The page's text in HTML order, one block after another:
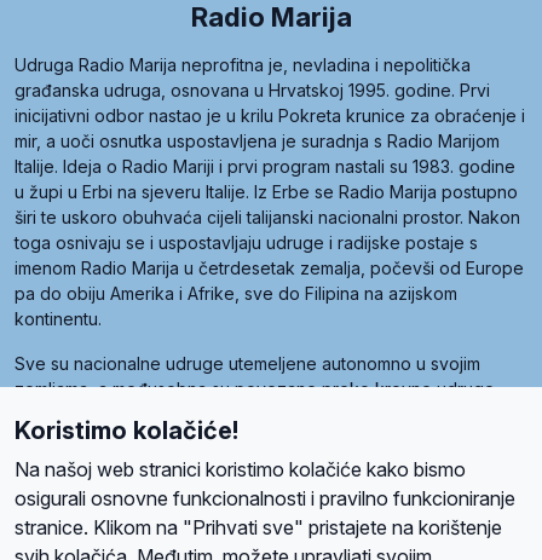
Radio Marija
Udruga Radio Marija neprofitna je, nevladina i nepolitička
građanska udruga, osnovana u Hrvatskoj 1995. godine. Prvi
inicijativni odbor nastao je u krilu Pokreta krunice za obraćenje i
mir, a uoči osnutka uspostavljena je suradnja s Radio Marijom
Italije. Ideja o Radio Mariji i prvi program nastali su 1983. godine
u župi u Erbi na sjeveru Italije. Iz Erbe se Radio Marija postupno
širi te uskoro obuhvaća cijeli talijanski nacionalni prostor. Nakon
toga osnivaju se i uspostavljaju udruge i radijske postaje s
imenom Radio Marija u četrdesetak zemalja, počevši od Europe
pa do obiju Amerika i Afrike, sve do Filipina na azijskom
kontinentu.
Sve su nacionalne udruge utemeljene autonomno u svojim
zemljama, a međusobna su povezane preko krovne udruge
Radio Maria). Svjetsku obitelj utemeljilo je sedam članica, među
kojima je i hrvatska Udruga Radio Marija.
Koristimo kolačiće!
Na našoj web stranici koristimo kolačiće kako bismo
osigurali osnovne funkcionalnosti i pravilno funkcioniranje
stranice. Klikom na "Prihvati sve" pristajete na korištenje